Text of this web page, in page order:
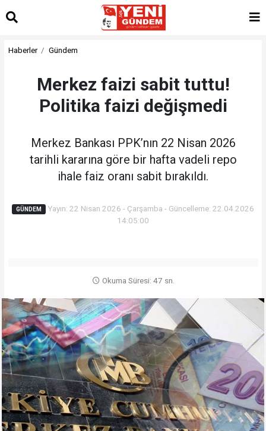
Haberler Gündem
Merkez faizi sabit tuttu!
Politika faizi değişmedi
Merkez Bankası PPK’nın 22 Nisan 2026
tarihli kararına göre bir hafta vadeli repo
ihale faiz oranı sabit bırakıldı.
GÜNDEM
Yayın: 22 Nisan 2026 - Çarşamba - Güncelleme: 22.04.2026
14:05:00
Okuma Süresi: 47 sn.